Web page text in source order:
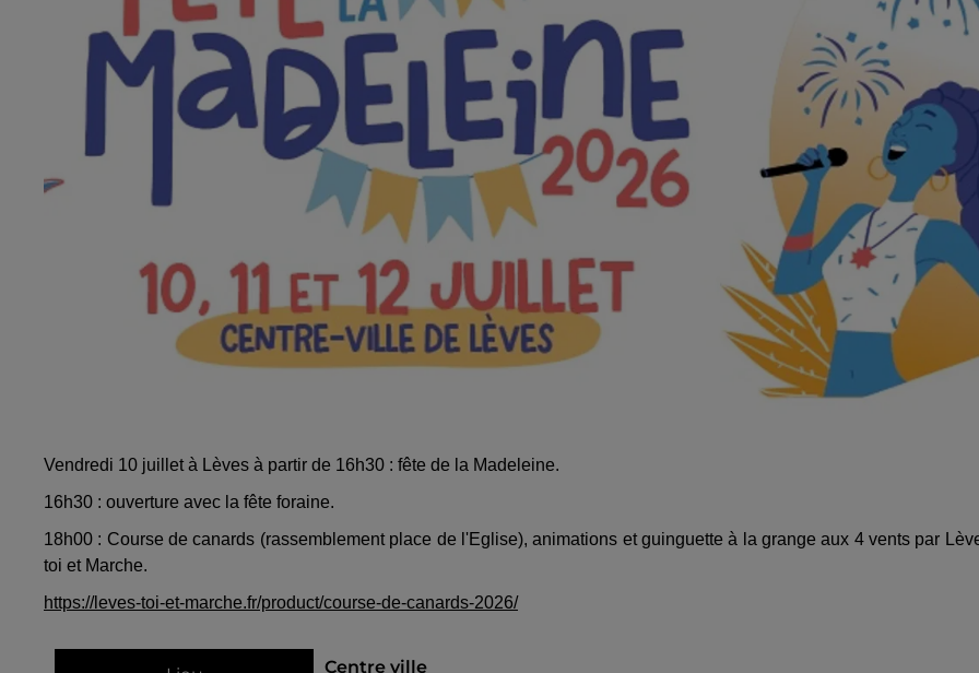
Vendredi 10 juillet à Lèves à partir de 16h30 : fête de la Madeleine.
16h30 : ouverture avec la fête foraine.
18h00 : Course de canards (rassemblement place de l'Eglise), animations et guinguette à la grange aux 4 vents par
toi et Marche.
https://leves-toi-et-marche.fr/product/course-de-canards-2026/
Centre ville